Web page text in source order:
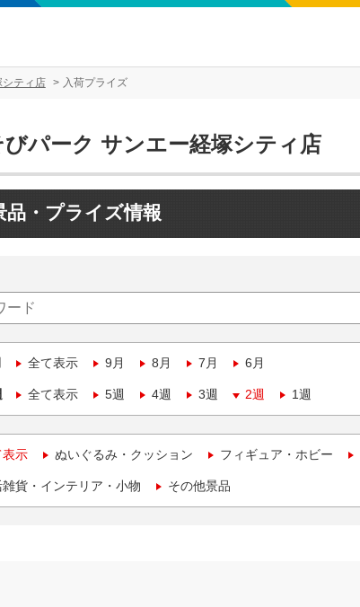
ティ店 入荷プライズ
パーク サンエー経塚シティ店
品・プライズ情報
全て表示 9月 8月 7月 6月
全て表示 5週 4週 3週 2週 1週
表示 ぬいぐるみ・クッション フィギュア・ホビー
貨・インテリア・小物 その他景品